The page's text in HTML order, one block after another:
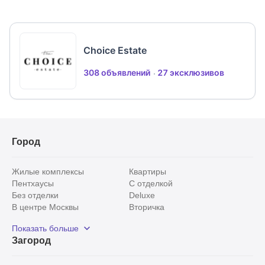
натуральный камень. Удобная и функциональная
Конструкция дома: кирпичный
Материалы крыши: натуральная черепица
Ремонт: под ключ без мебели
Газ: магистральный
Водоснабжение: центральное
Choice Estate
308 объявлений 27 эксклюзивов
Город
Жилые комплексы
Квартиры
Пентхаусы
С отделкой
Без отделки
Deluxe
В центре Москвы
Вторичка
Рядом с парком
С панорамными окнами
Показать больше
Загород